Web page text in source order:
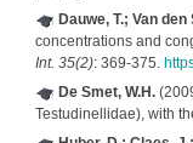
Dauwe, T.; Van
concentrations and
Int. 35(2): 369-375.
De Smet, W.H.
Testudinellidae), with